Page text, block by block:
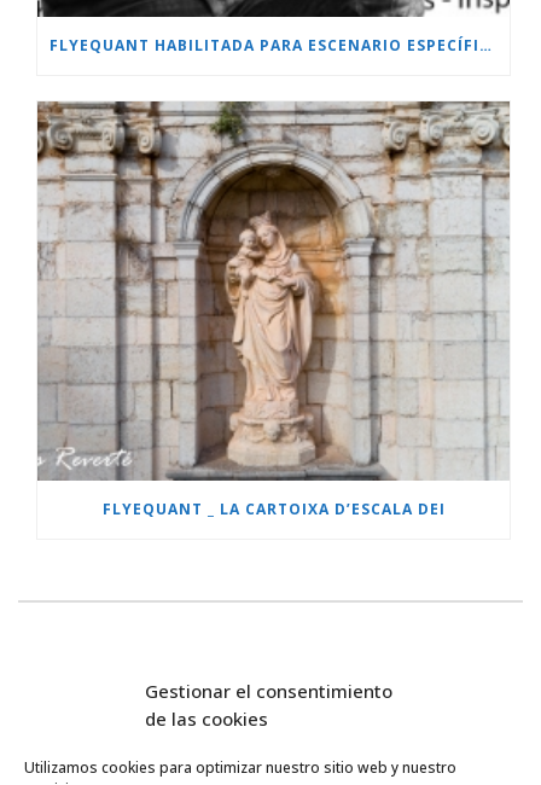
Gestionar el consentimiento
de las cookies
Utilizamos cookies para optimizar nuestro sitio web y nuestro
FLYEQUANT HABILITADA PARA ESCENARIO ESPECÍFICO.
FLYEQUANT _ LA CARTOIXA D’ESCALA DEI